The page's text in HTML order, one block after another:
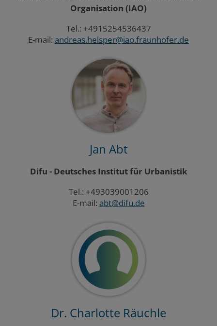
Organisation (IAO)
Tel.: +4915254536437
E-mail: andreas.helsper@iao.fraunhofer.de
Jan Abt
Difu - Deutsches Institut für Urbanistik
Tel.: +493039001206
E-mail: abt@difu.de
Dr. Charlotte Räuchle